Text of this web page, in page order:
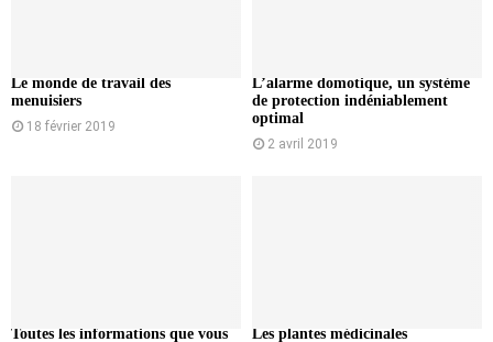
Le monde de travail des
menuisiers
18 février 2019
L’alarme domotique, un système
de protection indéniablement
optimal
2 avril 2019
Toutes les informations que vous
Les plantes médicinales